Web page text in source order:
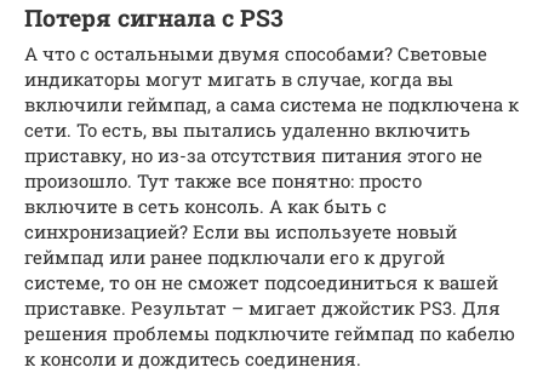
Потеря сигнала с PS3
А что с остальными двумя способами? Световые
индикаторы могут мигать в случае, когда вы
включили геймпад, а сама система не подключена к
сети. То есть, вы пытались удаленно включить
приставку, но из-за отсутствия питания этого не
произошло. Тут также все понятно: просто
включите в сеть консоль. А как быть с
синхронизацией? Если вы используете новый
геймпад или ранее подключали его к другой
системе, то он не сможет подсоединиться к вашей
приставке. Результат – мигает джойстик PS3. Для
решения проблемы подключите геймпад по кабелю
к консоли и дождитесь соединения.